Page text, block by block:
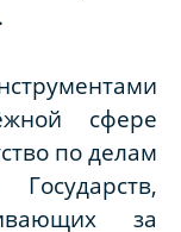
сфере
по делам
за